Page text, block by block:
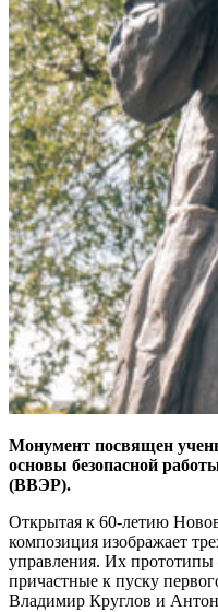
Монумент посвящен
основы безопасной
(ВВЭР).
Открытая к 60-­летию
композиция изображает
управления. Их
причастные к пуску
Владимир Круглов и